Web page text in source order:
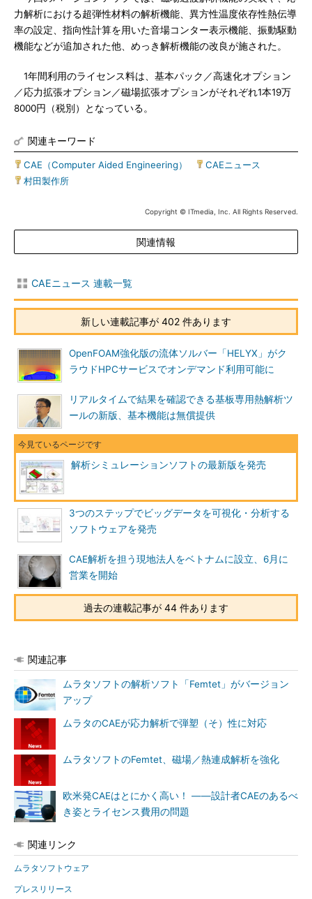
力解析における超弾性材料の解析機能、異方性温度依存性熱伝導
率の設定、指向性計算を用いた音場コンター表示機能、振動駆動
機能などが追加された他、めっき解析機能の改良が施された。
1年間利用のライセンス料は、基本パック／高速化オプション
／応力拡張オプション／磁場拡張オプションがそれぞれ1本19万
8000円（税別）となっている。
関連キーワード
CAE（Computer Aided Engineering） CAEニュース
村田製作所
Copyright © ITmedia, Inc. All Rights Reserved.
関連情報
CAEニュース 連載一覧
新しい連載記事が 402 件あります
OpenFOAM強化版の流体ソルバー「HELYX」がク
ラウドHPCサービスでオンデマンド利用可能に
リアルタイムで結果を確認できる基板専用熱解析ツ
ールの新版、基本機能は無償提供
解析シミュレーションソフトの最新版を発売
3つのステップでビッグデータを可視化・分析する
ソフトウェアを発売
CAE解析を担う現地法人をベトナムに設立、6月に
営業を開始
過去の連載記事が 44 件あります
関連記事
ムラタソフトの解析ソフト「Femtet」がバージョン
アップ
ムラタのCAEが応力解析で弾塑（そ）性に対応
ムラタソフトのFemtet、磁場／熱連成解析を強化
欧米発CAEはとにかく高い！ ――設計者CAEのあるべ
き姿とライセンス費用の問題
関連リンク
ムラタソフトウェア
プレスリリース